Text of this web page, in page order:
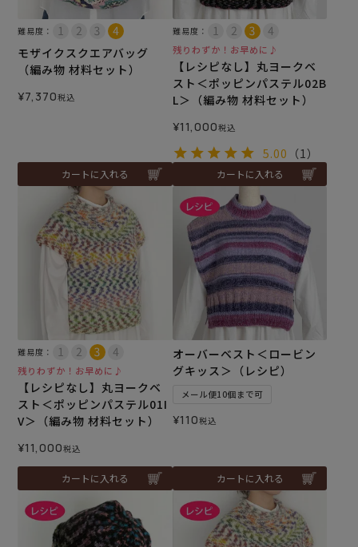
難易度：
モザイクスクエアバッグ
（編み物 材料セット）
¥7,370税込
カートに入れる
難易度：
残りわずか！お早めに♪
【レシピなし】丸ヨークベ
スト＜ポッピンパステル02B
L＞（編み物 材料セット）
¥11,000税込
5.00 （1）
カートに入れる
難易度：
残りわずか！お早めに♪
【レシピなし】丸ヨークベ
スト＜ポッピンパステル01I
V＞（編み物 材料セット）
¥11,000税込
カートに入れる
オーバーベスト＜ロービン
グキッス＞（レシピ）
メール便10個まで可
¥110税込
カートに入れる